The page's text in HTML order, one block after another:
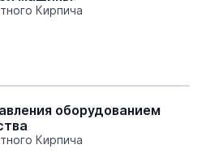
Кирпича
оборудованием
Кирпича